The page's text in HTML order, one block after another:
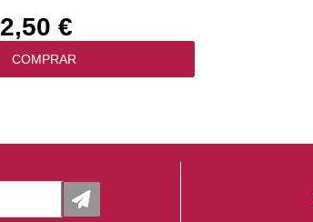
2,50 €
COMPRAR